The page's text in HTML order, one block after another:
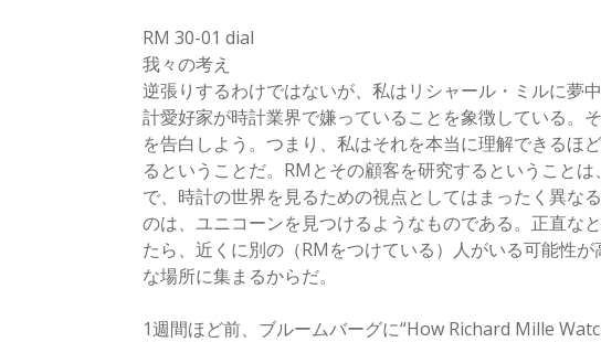
RM 30-01 dial
我々の考え
逆張りするわけではないが、私はリシャール・ミルに夢
計愛好家が時計業界で嫌っていることを象徴している。
を告白しよう。つまり、私はそれを本当に理解できるほ
るということだ。RMとその顧客を研究するということ
で、時計の世界を見るための視点としてはまったく異な
のは、ユニコーンを見つけるようなものである。正直な
たら、近くに別の（RMをつけている）人がいる可能性
な場所に集まるからだ。
1週間ほど前、ブルームバーグに“How Richard Mille